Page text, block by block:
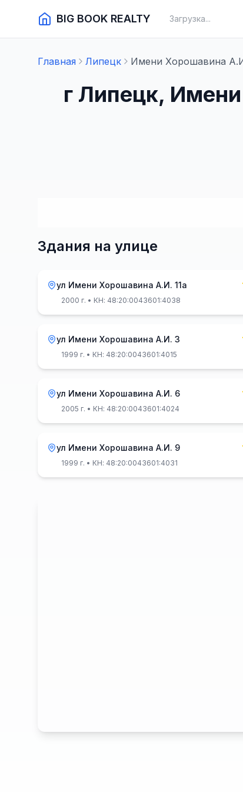
BIG BOOK REALTY Загрузка...
Главная Липецк Имени Хорошавина
г Липецк,
Здания на улице
ул Имени Хорошавина А.И. 11а
2000 г. • КН: 48:20:0043601:4038
ул Имени Хорошавина А.И. 3
1999 г. • КН: 48:20:0043601:4015
ул Имени Хорошавина А.И. 6
2005 г. • КН: 48:20:0043601:4024
ул Имени Хорошавина А.И. 9
1999 г. • КН: 48:20:0043601:4031